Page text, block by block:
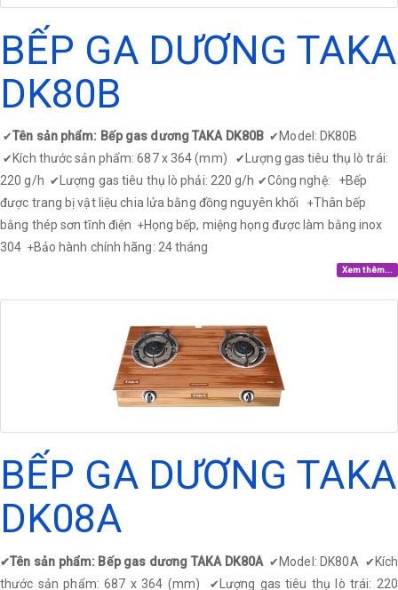
BẾP GA DƯƠNG TAKA
DK80B
✔Tên sản phẩm: Bếp gas dương TAKA DK80B ✔ Model: DK80B
✔ Kích thước sản phẩm: 687 x 364 (mm) ✔
Lượng gas tiêu thụ lò trái:
220 g/h ✔ Lượng gas tiêu thụ lò phải: 220 g/h ✔Công nghệ: +Bếp
được trang bị vật liệu chia lửa bằng đồng nguyên khối +Thân bếp
bằng thép sơn tĩnh điện +Họng bếp, miệng họng được làm bằng inox
304 +Bảo hành chính hãng: 24 tháng
Xem thêm...
BẾP GA DƯƠNG TAKA
DK08A
✔Tên sản phẩm: Bếp gas dương TAKA DK80A ✔Model: DK80A ✔Kích
thước sản phẩm: 687 x 364 (mm)
✔Lượng gas tiêu thụ lò trái: 220